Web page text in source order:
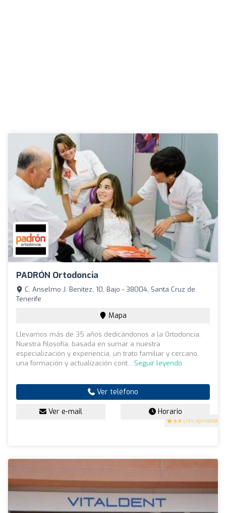
PADRÓN Ortodoncia
4.8 (199 opiniones)
C. Anselmo J. Benitez, 10, Bajo - 38004, Santa Cruz de
Tenerife
Mapa
Llevamos más de 35 años dedicándonos a la Ortodoncia.
Nuestra filosofía, basada en sumar a nuestra
especialización y experiencia, un trato familiar y cercano,
una formación y actualización cont... Seguir leyendo
Ver teléfono
Ver e-mail Horario